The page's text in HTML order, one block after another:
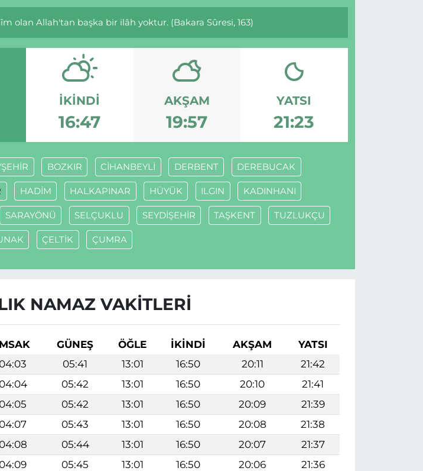
olan Allah'tan başka bir ilâh yoktur. (Bakara Sûresi, 163)
İKINDI
16:47
AKŞAM
19:57
YATSI
21:23
BOZKIR CİHANBEYLİ DERBENT DEREBUCAK
HADİM HALKAPINAR HÜYÜK ILGIN KADINHANI
SARAYÖNÜ SELÇUKLU SEYDİŞEHİR TAŞKENT TUZLUKÇU
ÇELTİK ÇUMRA
NAMAZ VAKITLERI
GÜNEŞ ÖĞLE İKINDI AKŞAM
YATSI
04:03 05:41 13:01 16:50 20:11
21:42
04:04 05:42 13:01 16:50 20:10
21:41
04:05 05:42 13:01 16:50 20:09
21:39
04:07 05:43 13:01 16:50 20:08
21:38
04:08 05:44 13:01 16:50 20:07
21:37
04:09 05:45 13:01 16:50 20:06
21:36